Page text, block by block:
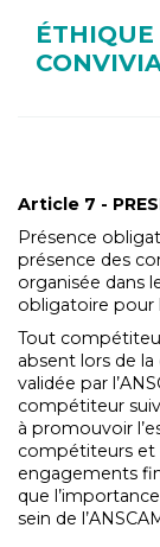
Article 7 -
Présence
présence des
organisée dans
obligatoire pour
Tout
absent lors de
validée par
compétiteur
à promouvoir
compétiteurs et
engagements
que
sein de